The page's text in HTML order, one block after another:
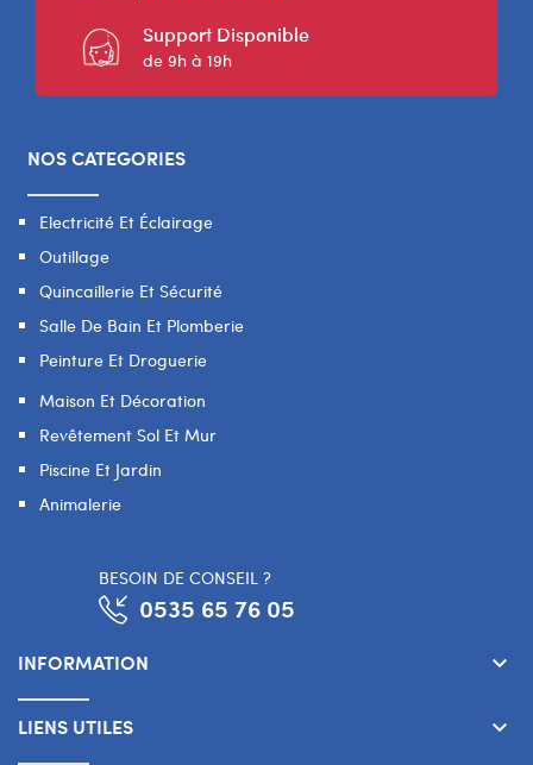
Support Disponible
de 9h à 19h
NOS CATEGORIES
Electricité Et Éclairage
Outillage
Quincaillerie Et Sécurité
Salle De Bain Et Plomberie
Peinture Et Droguerie
Maison Et Décoration
Revêtement Sol Et Mur
Piscine Et Jardin
Animalerie
BESOIN DE CONSEIL ?
0535 65 76 05
INFORMATION keyboard_arrow_down
LIENS UTILES keyboard_arrow_down